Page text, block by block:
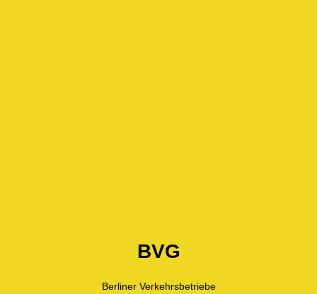
BVG
Berliner Verkehrsbetriebe